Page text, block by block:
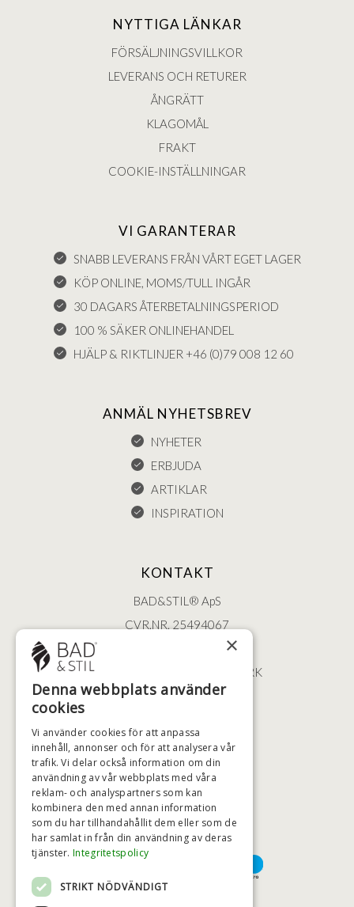
NYTTIGA LÄNKAR
FÖRSÄLJNINGSVILLKOR
LEVERANS OCH RETURER
ÅNGRÄTT
KLAGOMÅL
FRAKT
COOKIE-INSTÄLLNINGAR
VI GARANTERAR
SNABB LEVERANS FRÅN VÅRT EGET LAGER
KÖP ONLINE, MOMS/TULL INGÅR
30 DAGARS ÅTERBETALNINGSPERIOD
100 % SÄKER ONLINEHANDEL
HJÄLP & RIKTLINJER +46 (0)79 008 12 60
ANMÄL NYHETSBREV
NYHETER
ERBJUDA
ARTIKLAR
INSPIRATION
KONTAKT
BAD&STIL® ApS
CVR.NR. 25494067
ØSTERBROGADE 202
2100 KØBENHAVN • DANMARK
+46 (0)79 008 12 60
HÖGSTA KREDITVÄRDIGHET
BETALNINGSALTERNATIV
×
Denna webbplats använder
cookies
Vi använder cookies för att anpassa
innehåll, annonser och för att analysera vår
trafik. Vi delar också information om din
användning av vår webbplats med våra
reklam- och analyspartners som kan
kombinera den med annan information
som du har tillhandahållit dem eller som de
har samlat in från din användning av deras
tjänster. Integritetspolicy
STRIKT NÖDVÄNDIGT